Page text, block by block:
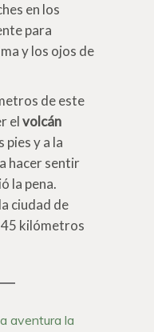
en los
para
y los ojos de
de este
elvolcán
pies y a la
hacer sentir
la pena.
ciudad de
45 kilómetros
aventura la